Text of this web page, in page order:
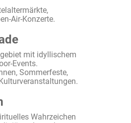
,
Air-Konzerte.
mit idyllischem
Events.
, Sommerfeste,
.
Wahrzeichen